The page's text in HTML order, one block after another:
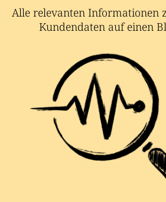
Alle relevanten Informationen
Kundendaten auf einen